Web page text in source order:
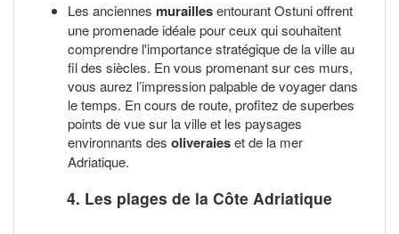
Les anciennes muraillesentourant Ostuni offrent
une promenade idéale pour ceux qui souhaitent
comprendre l'importance stratégique de la ville au
fil des siècles. En vous promenant sur ces murs,
vous aurez l’impression palpable de voyager dans
le temps. En cours de route, profitez de superbes
points de vue sur la ville et les paysages
environnants des oliveraieset de la mer
Adriatique.
4. Les plages de la Côte Adriatique